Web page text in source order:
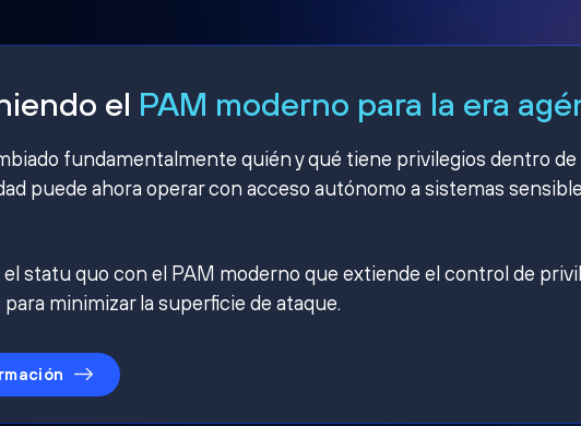
el PAM moderno para la era
fundamentalmente quién y qué tiene privilegios dentro de
puede ahora operar con acceso autónomo a sistemas
statu quo con el PAM moderno que extiende el control de
minimizar la superficie de ataque.